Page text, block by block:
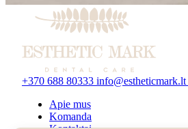
+370 688 80333 info@estheticmark.lt
Apie mus
Komanda